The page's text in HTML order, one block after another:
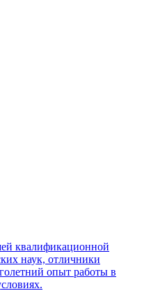
квалификационной
наук, отличники
опыт работы в